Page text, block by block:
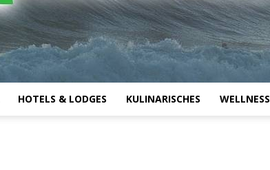
HOTELS & LODGES KULINARISCHES WELLNESS